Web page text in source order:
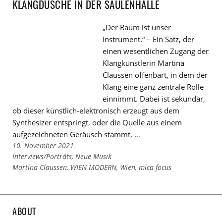
Tags
KLANGDUSCHE IN DER SÄULENHALLE
„Der Raum ist unser
Instrument.“ – Ein Satz, der
einen wesentlichen Zugang der
Klangkünstlerin Martina
Claussen offenbart, in dem der
Klang eine ganz zentrale Rolle
einnimmt. Dabei ist sekundär,
ob dieser künstlich-elektronisch erzeugt aus dem
Synthesizer entspringt, oder die Quelle aus einem
aufgezeichneten Geräusch stammt, …
10. November 2021
Links
zu
Interviews/Porträts, Neue Musik
Links
Martina Claussen, WIEN MODERN, Wien, mica focus
ABOUT